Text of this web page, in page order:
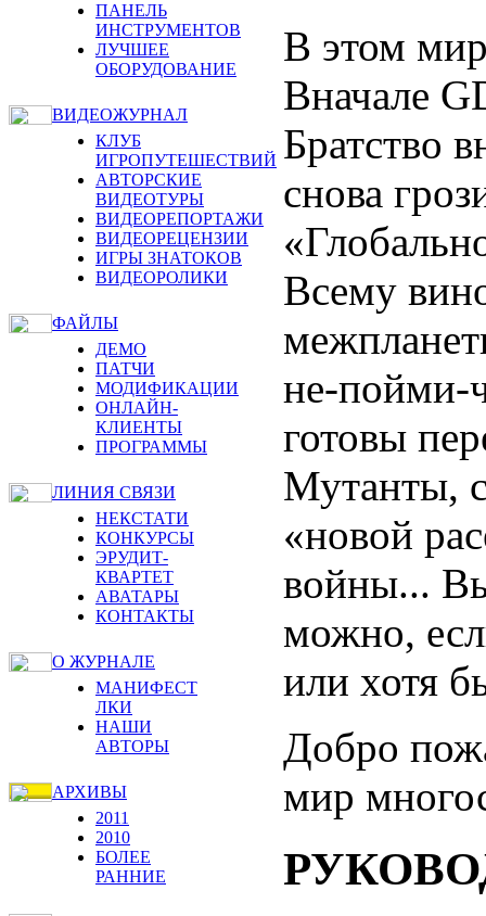
ПАНЕЛЬ
ИНСТРУМЕНТОВ
ЛУЧШЕЕ
ОБОРУДОВАНИЕ
ВИДЕОЖУРНАЛ
КЛУБ
ИГРОПУТЕШЕСТВИЙ
АВТОРСКИЕ
ВИДЕОТУРЫ
ВИДЕОРЕПОРТАЖИ
ВИДЕОРЕЦЕНЗИИ
ИГРЫ ЗНАТОКОВ
ВИДЕОРОЛИКИ
ФАЙЛЫ
ДЕМО
ПАТЧИ
МОДИФИКАЦИИ
ОНЛАЙН-
КЛИЕНТЫ
ПРОГРАММЫ
ЛИНИЯ СВЯЗИ
НЕКСТАТИ
КОНКУРСЫ
ЭРУДИТ-
КВАРТЕТ
АВАТАРЫ
КОНТАКТЫ
О ЖУРНАЛЕ
МАНИФЕСТ
ЛКИ
НАШИ
АВТОРЫ
АРХИВЫ
2011
2010
БОЛЕЕ
РАННИЕ
В этом
Вначале
Братство
снова
Всему
не-пойми-
готовы
Мутанты,
«новой
войны...
можно,
или хотя
Добро
мир